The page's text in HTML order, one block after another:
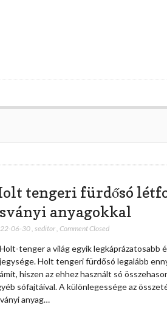
tengeri fürdősó
anyagokkal
06-30, seditor, Comment Closed
tenger a világ egyik legkáprázatosabb
Holt tengeri fürdősó legalább
hiszen az ehhez használt só
sófajtáival. A különlegessége az
anyag…